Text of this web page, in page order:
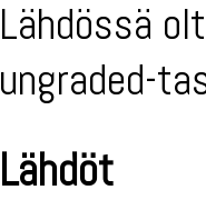
Lähdössä
ungraded-
Lähdöt